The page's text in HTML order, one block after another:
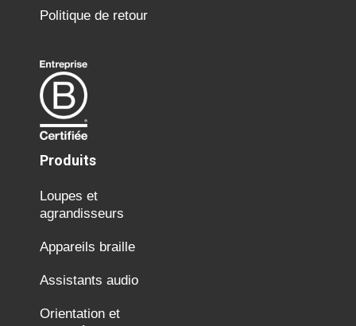
Politique de retour
Produits
Loupes et
agrandisseurs
Appareils braille
Assistants audio
Orientation et